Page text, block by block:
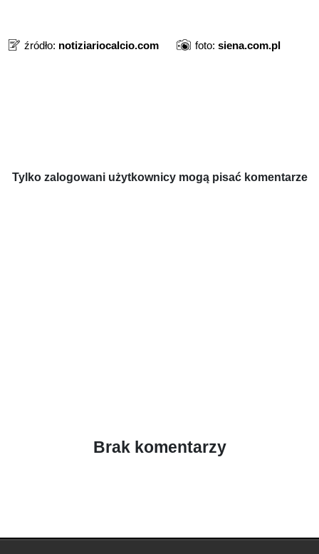
źródło: notiziariocalcio.com foto: siena.com.pl
Tylko zalogowani użytkownicy mogą pisać komentarze
Brak komentarzy